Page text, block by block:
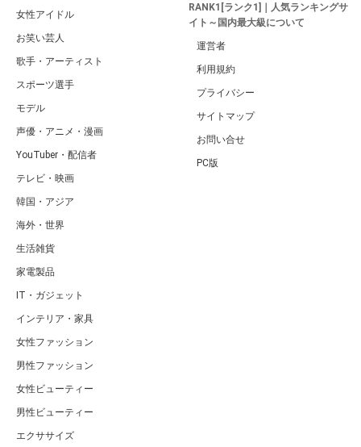
女性アイドル
お笑い芸人
歌手・アーティスト
スポーツ選手
モデル
声優・アニメ・漫画
YouTuber・配信者
テレビ・映画
韓国・アジア
海外・世界
生活雑貨
家電製品
IT・ガジェット
インテリア・家具
女性ファッション
男性ファッション
女性ビューティー
男性ビューティー
エクササイズ
RANK1[ランク1]｜人気ランキングサ
イト～国内最大級について
運営者
利用規約
プライバシー
サイトマップ
お問い合せ
PC版